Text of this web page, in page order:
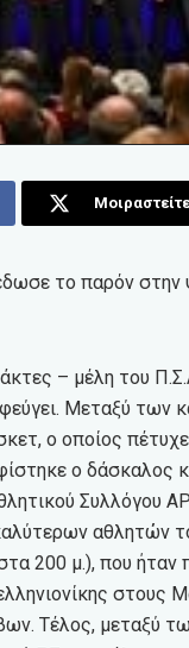
το παρόν
– μέλη του
Μεταξύ των
ο οποίος
ο δάσκαλος
Συλλόγου
αθλητών
200 μ.), που ήταν
στους
Τέλος, μεταξύ